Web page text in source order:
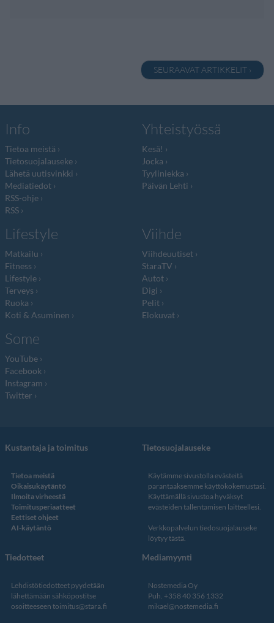
SEURAAVAT ARTIKKELIT ›
Info
Tietoa meistä
Tietosuojalauseke
Lähetä uutisvinkki
Mediatiedot
RSS-ohje
RSS
Yhteistyössä
Kesä!
Jocka
Tyyliniekka
Päivän Lehti
Lifestyle
Matkailu
Fitness
Lifestyle
Terveys
Ruoka
Koti & Asuminen
Viihde
Viihdeuutiset
StaraTV
Autot
Digi
Pelit
Elokuvat
Some
YouTube
Facebook
Instagram
Twitter
Kustantaja ja toimitus
Tietoa meistä
Oikaisukäytäntö
Ilmoita virheestä
Toimitusperiaatteet
Eettiset ohjeet
AI-käytäntö
Tietosuojalauseke
Käytämme sivustolla evästeitä
parantaaksemme käyttökokemustasi.
Käyttämällä sivustoa hyväksyt
evästeiden tallentamisen laitteellesi.
Verkkopalvelun tiedosuojalauseke
löytyy tästä
Tiedotteet
Lehdistötiedotteet pyydetään
lähettämään sähköpostitse
osoitteeseen toimitus@stara.fi
Mediamyynti
Nostemedia Oy
Puh. +358 40 356 1332
mikael@nostemedia.fi